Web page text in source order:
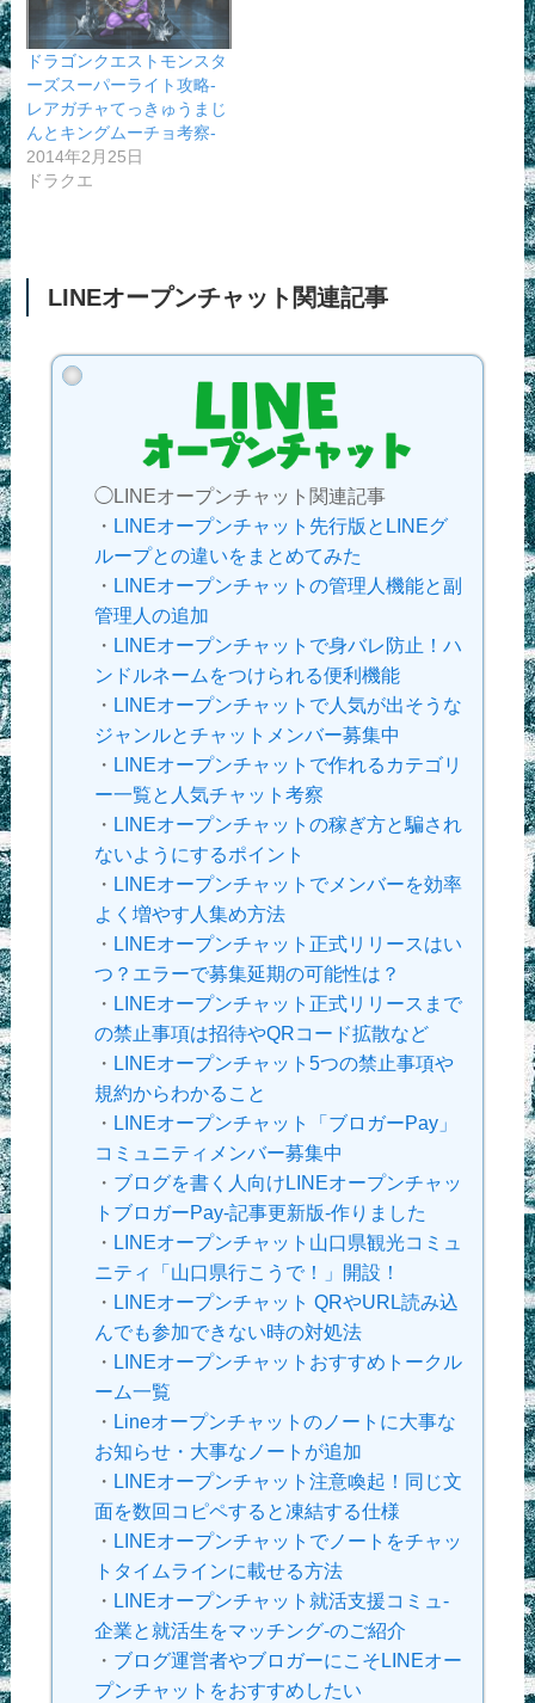
ドラゴンクエストモンスタ
ーズスーパーライト攻略-
レアガチャてっきゅうまじ
んとキングムーチョ考察-
2014年2月25日
ドラクエ
LINEオープンチャット関連記事
◯LINEオープンチャット関連記事
・ LINEオープンチャット先行版とLINEグ
ループとの違いをまとめてみた
・ LINEオープンチャットの管理人機能と副
管理人の追加
・ LINEオープンチャットで身バレ防止！ハ
ンドルネームをつけられる便利機能
・ LINEオープンチャットで人気が出そうな
ジャンルとチャットメンバー募集中
・ LINEオープンチャットで作れるカテゴリ
ー一覧と人気チャット考察
・ LINEオープンチャットの稼ぎ方と騙され
ないようにするポイント
・ LINEオープンチャットでメンバーを効率
よく増やす人集め方法
・ LINEオープンチャット正式リリースはい
つ？エラーで募集延期の可能性は？
・ LINEオープンチャット正式リリースまで
の禁止事項は招待やQRコード拡散など
・ LINEオープンチャット5つの禁止事項や
規約からわかること
・ LINEオープンチャット「ブロガーPay」
コミュニティメンバー募集中
・ ブログを書く人向けLINEオープンチャッ
トブロガーPay-記事更新版-作りました
・ LINEオープンチャット山口県観光コミュ
ニティ「山口県行こうで！」開設！
・ LINEオープンチャット QRやURL読み込
んでも参加できない時の対処法
・ LINEオープンチャットおすすめトークル
ーム一覧
・ Lineオープンチャットのノートに大事な
お知らせ・大事なノートが追加
・ LINEオープンチャット注意喚起！同じ文
面を数回コピペすると凍結する仕様
・ LINEオープンチャットでノートをチャッ
トタイムラインに載せる方法
・ LINEオープンチャット就活支援コミュ-
企業と就活生をマッチング-のご紹介
・ ブログ運営者やブロガーにこそLINEオー
プンチャットをおすすめしたい